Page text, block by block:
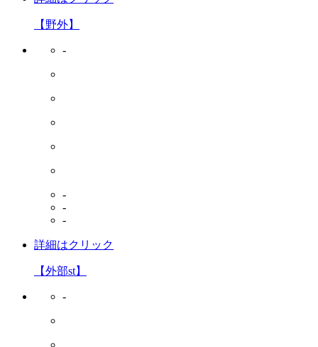
【野外】
-
-
-
-
詳細はクリック
【外部st】
-